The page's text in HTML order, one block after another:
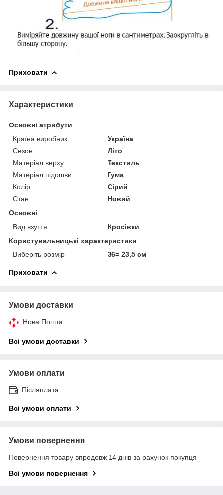
Приховати
Характеристики
Основні атрибути
Країна виробник
Україна
Сезон
Літо
Матеріал верху
Текстиль
Матеріал підошви
Гума
Колір
Сірий
Стан
Новий
Основні
Вид взуття
Кросівки
Користувальницькі характеристики
Виберіть розмір
36= 23,5 см
Приховати
Умови доставки
Нова Пошта
Всі умови доставки
Умови оплати
Післяплата
Всі умови оплати
Умови повернення
Повернення товару впродовж 14 днів за рахунок покупця
Всі умови повернення